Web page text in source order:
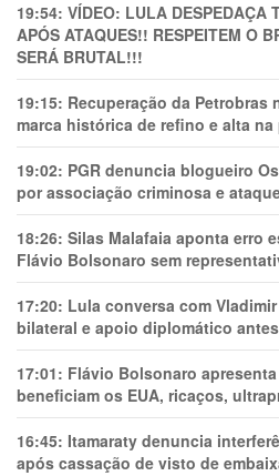
19:54: VÍDEO: LULA DESPEDAÇA
APÓS ATAQUES!! RESPEITEM O
SERÁ BRUTAL!!!
19:15: Recuperação da
marca histórica de refino e alta
19:02: PGR denuncia blogueiro
por associação criminosa e
18:26: Silas Malafaia aponta erro
Flávio Bolsonaro sem
17:20: Lula conversa com
bilateral e apoio diplomático
17:01: Flávio Bolsonaro
beneficiam os EUA, ricaços,
16:45: Itamaraty denuncia
após cassação de visto de